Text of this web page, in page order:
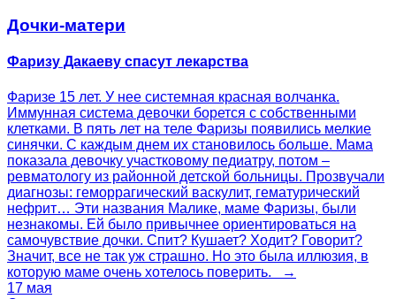
Дочки-матери
Фаризу Дакаеву спасут лекарства
Фаризе 15 лет. У нее системная красная волчанка.
Иммунная система девочки борется с собственными
клетками. В пять лет на теле Фаризы появились мелкие
синячки. С каждым днем их становилось больше. Мама
показала девочку участковому педиатру, потом –
ревматологу из районной детской больницы. Прозвучали
диагнозы: геморрагический васкулит, гематурический
нефрит… Эти названия Малике, маме Фаризы, были
незнакомы. Ей было привычнее ориентироваться на
самочувствие дочки. Спит? Кушает? Ходит? Говорит?
Значит, все не так уж страшно. Но это была иллюзия, в
которую маме очень хотелось поверить. →
17 мая